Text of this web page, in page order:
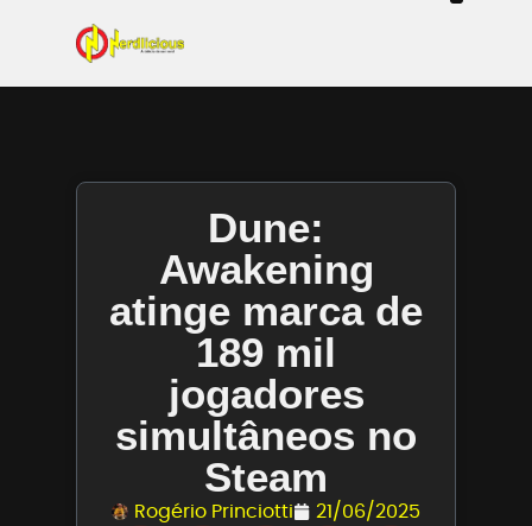
Dune:
Awakening
atinge marca de
189 mil
jogadores
simultâneos no
Steam
Rogério Princiotti 21/06/2025